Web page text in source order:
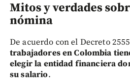
Mitos y verdades
nómina
De acuerdo con el Decreto
trabajadores en Colombia
elegir la entidad financiera
su salario.